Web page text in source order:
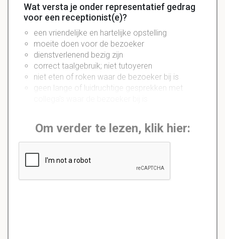
Wat versta je onder representatief gedrag
voor een receptionist(e)?
een vriendelijke en hartelijke opstelling
moeite doen voor de bezoeker
dienstverlenend bezig zijn
correct taalgebruik; niet tutoyeren
niet eten of roken waar de bezoeker bij is
geen lange of luidruchtige gesprekken met
Om verder te lezen, klik hier: